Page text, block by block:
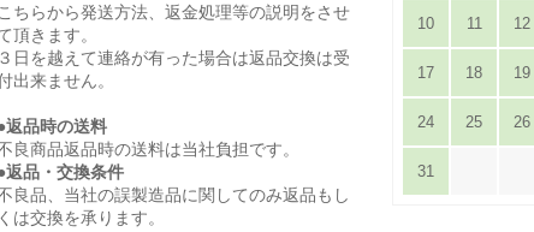
こちらから発送方法、返金処理等の説明をさせ
頂きます。
３日を越えて連絡が有った場合は返品交換は受
出来ません。
返品時の送料
良商品返品時の送料は当社負担です。
返品・交換条件
良品、当社の誤製造品に関してのみ返品もし
くは交換を承ります。
10 11 12
17 18 19
24 25 26
31